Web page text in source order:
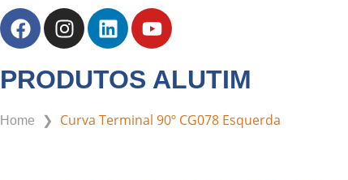
PRODUTOS ALUTIM
Home ❯ Curva Terminal 90º CG078 Esquerda